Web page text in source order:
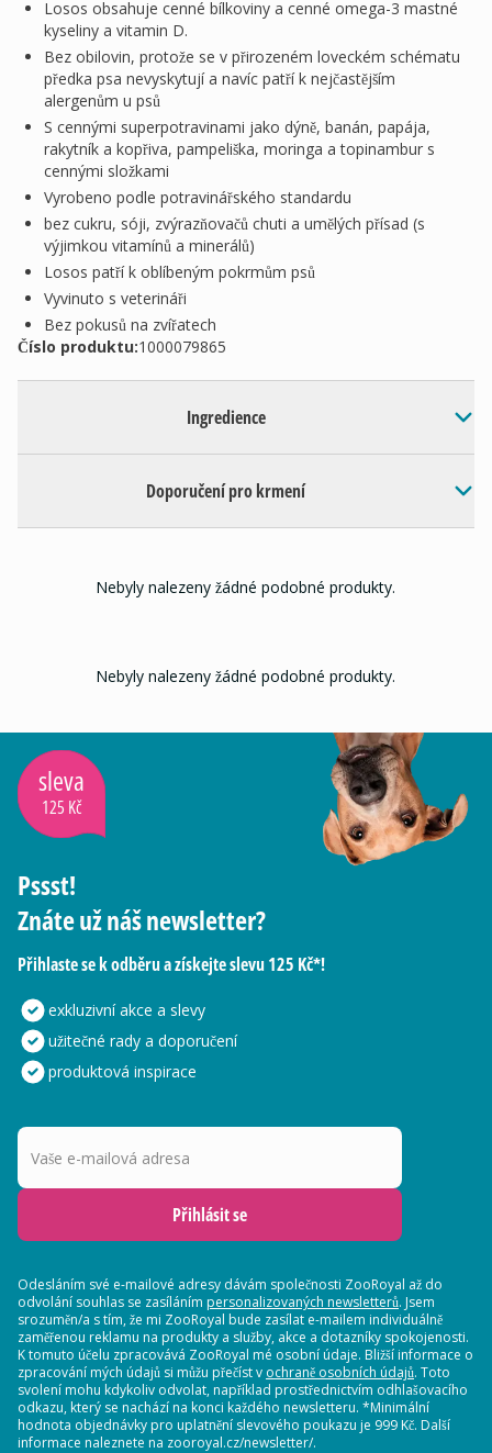
Losos obsahuje cenné bílkoviny a cenné omega-3 mastné
kyseliny a vitamin D.
Bez obilovin, protože se v přirozeném loveckém schématu
předka psa nevyskytují a navíc patří k nejčastějším
alergenům u psů
S cennými superpotravinami jako dýně, banán, papája,
rakytník a kopřiva, pampeliška, moringa a topinambur s
cennými složkami
Vyrobeno podle potravinářského standardu
bez cukru, sóji, zvýrazňovačů chuti a umělých přísad (s
výjimkou vitamínů a minerálů)
Losos patří k oblíbeným pokrmům psů
Vyvinuto s veterináři
Bez pokusů na zvířatech
Číslo produktu:1000079865
Ingredience
Doporučení pro krmení
Nebyly nalezeny žádné podobné produkty.
Nebyly nalezeny žádné podobné produkty.
sleva
125 Kč
Pssst!
Znáte už náš newsletter?
Přihlaste se k odběru a získejte slevu 125 Kč*!
exkluzivní akce a slevy
užitečné rady a doporučení
produktová inspirace
Vaše e-mailová adresa
Přihlásit se
Odesláním své e-mailové adresy dávám společnosti ZooRoyal až do
odvolání souhlas se zasíláním personalizovaných newsletterů. Jsem
srozuměn/a s tím, že mi ZooRoyal bude zasílat e-mailem individuálně
zaměřenou reklamu na produkty a služby, akce a dotazníky spokojenosti.
K tomuto účelu zpracovává ZooRoyal mé osobní údaje. Bližší informace o
zpracování mých údajů si můžu přečíst v ochraně osobních údajů. Toto
svolení mohu kdykoliv odvolat, například prostřednictvím odhlašovacího
odkazu, který se nachází na konci každého newsletteru. *Minimální
hodnota objednávky pro uplatnění slevového poukazu je 999 Kč. Další
informace naleznete na zooroyal.cz/newsletter/.